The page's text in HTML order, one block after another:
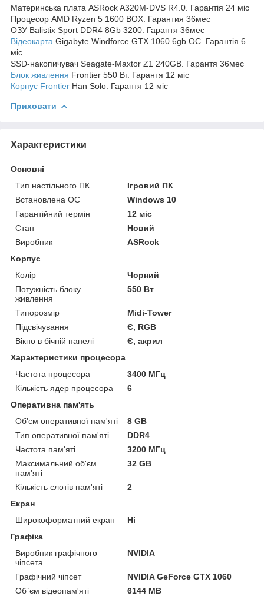
Материнська плата ASRock A320M-DVS R4.0. Гарантія 24 міс
Процесор AMD Ryzen 5 1600 BOX. Гарантия 36мес
ОЗУ Balistix Sport DDR4 8Gb 3200. Гарантя 36мес
Відеокарта Gigabyte Windforce GTX 1060 6gb OC. Гарантія 6
міс
SSD-накопичувач Seagate-Maxtor Z1 240GB. Гарантя 36мес
Блок живлення Frontier 550 Вт. Гарантя 12 міс
Корпус Frontier Han Solo. Гарантя 12 міс
Приховати
Характеристики
Основні
Тип настільного ПК
Ігровий ПК
Встановлена ОС
Windows 10
Гарантійний термін
12 міс
Стан
Новий
Виробник
ASRock
Корпус
Колір
Чорний
Потужність блоку
живлення
550 Вт
Типорозмір
Midi-Tower
Підсвічування
Є, RGB
Вікно в бічній панелі
Є, акрил
Характеристики процесора
Частота процесора
3400 МГц
Кількість ядер процесора
6
Оперативна пам'ять
Об'єм оперативної пам'яті
8 GB
Тип оперативної пам'яті
DDR4
Частота пам'яті
3200 МГц
Максимальний об'єм
пам'яті
32 GB
Кількість слотів пам'яті
2
Екран
Широкоформатний екран
Ні
Графіка
Виробник графічного
чіпсета
NVIDIA
Графічний чіпсет
NVIDIA GeForce GTX 1060
Об`єм відеопам'яті
6144 MB